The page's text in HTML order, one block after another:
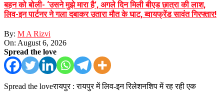
बहन को बोली- ‘उसने मुझे मारा है’, अगले दिन मिली बीएड छात्रा की लाश,
लिव-इन पार्टनर ने गला दबाकर उतारा मौत के घाट, ब्वायफ्रेंड सावंत गिरफ्तार!
By: M A Rizvi
On: August 6, 2026
Spread the love
Spread the loveरायपुर : रायपुर में लिव-इन रिलेशनशिप में रह रही एक